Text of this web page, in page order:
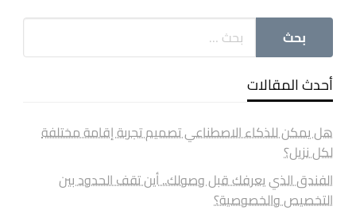
أحدث المقالات
هل يمكن للذكاء الاصطناعي تصميم تجربة إقامة مختلفة
لكل نزيل؟
الفندق الذي يعرفك قبل وصولك.. أين تقف الحدود بين
التخصيص والخصوصية؟